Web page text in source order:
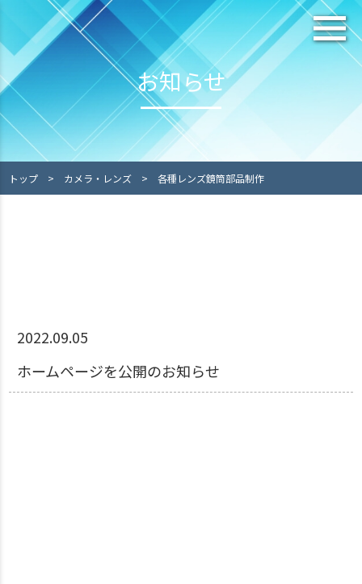
お知らせ
トップ > カメラ・レンズ >各種レンズ鏡筒部品制作
2022.09.05
ホームページを公開のお知らせ